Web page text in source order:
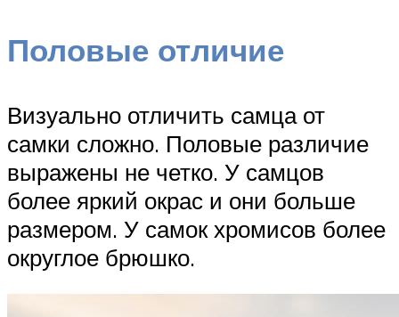
Половые отличие
Визуально отличить самца от
самки сложно. Половые различие
выражены не четко. У самцов
более яркий окрас и они больше
размером. У самок хромисов более
округлое брюшко.